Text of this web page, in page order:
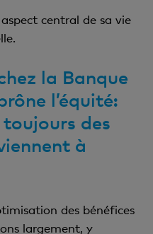
central de sa vie
la Banque
l’équité:
toujours des
à
des bénéfices
largement, y